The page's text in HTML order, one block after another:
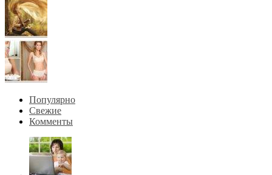
Популярно
Свежие
Комменты